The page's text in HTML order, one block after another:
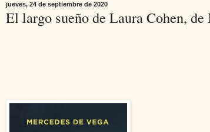
jueves, 24 de septiembre de 2020
El largo sueño de Laura Cohen, de